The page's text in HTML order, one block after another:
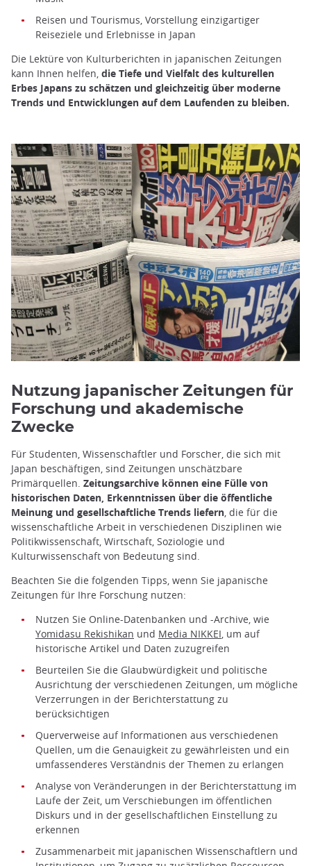
Reisen und Tourismus, Vorstellung einzigartiger
Reiseziele und Erlebnisse in Japan
Die Lektüre von Kulturberichten in japanischen Zeitungen
kann Ihnen helfen, die Tiefe und Vielfalt des kulturellen
Erbes Japans zu schätzen und gleichzeitig über moderne
Trends und Entwicklungen auf dem Laufenden zu bleiben.
Nutzung japanischer Zeitungen für
Forschung und akademische
Zwecke
Für Studenten, Wissenschaftler und Forscher, die sich mit
Japan beschäftigen, sind Zeitungen unschätzbare
Primärquellen. Zeitungsarchive können eine Fülle von
historischen Daten, Erkenntnissen über die öffentliche
Meinung und gesellschaftliche Trends liefern , die für die
wissenschaftliche Arbeit in verschiedenen Disziplinen wie
Politikwissenschaft, Wirtschaft, Soziologie und
Kulturwissenschaft von Bedeutung sind.
Beachten Sie die folgenden Tipps, wenn Sie japanische
Zeitungen für Ihre Forschung nutzen:
Nutzen Sie Online-Datenbanken und -Archive, wie
Yomidasu Rekishikan und Media NIKKEI, um auf
historische Artikel und Daten zuzugreifen
Beurteilen Sie die Glaubwürdigkeit und politische
Ausrichtung der verschiedenen Zeitungen, um mögliche
Verzerrungen in der Berichterstattung zu
berücksichtigen
Querverweise auf Informationen aus verschiedenen
Quellen, um die Genauigkeit zu gewährleisten und ein
umfassenderes Verständnis der Themen zu erlangen
Analyse von Veränderungen in der Berichterstattung im
Laufe der Zeit, um Verschiebungen im öffentlichen
Diskurs und in der gesellschaftlichen Einstellung zu
erkennen
Zusammenarbeit mit japanischen Wissenschaftlern und